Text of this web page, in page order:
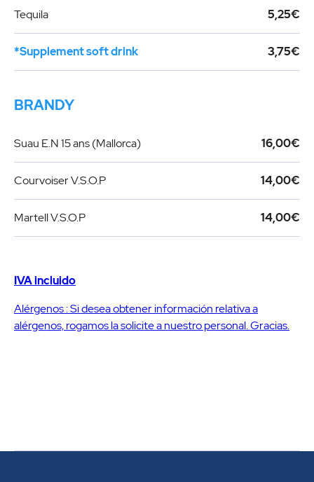
Tequila 5,25€
*Supplement soft drink 3,75€
BRANDY
Suau E.N 15 ans (Mallorca) 16,00€
Courvoiser V.S.O.P 14,00€
Martell V.S.O.P 14,00€
IVA incluido
Alérgenos : Si desea obtener información relativa a
alérgenos, rogamos la solicite a nuestro personal. Gracias.